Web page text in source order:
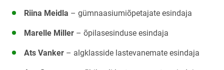
Riina Meidla – gümnaasiumiõpetajate esindaja
Marelle Miller – õpilasesinduse esindaja
Ats Vanker – algklasside lastevanemate esindaja